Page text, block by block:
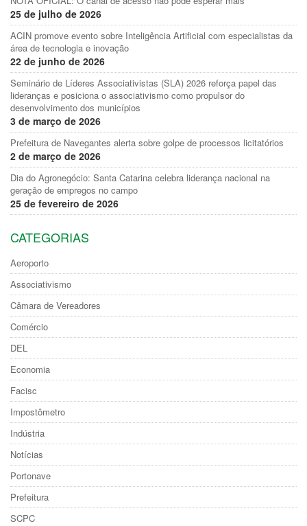
25 de julho de 2026
ACIN promove evento sobre Inteligência Artificial com especialistas da
área de tecnologia e inovação
22 de junho de 2026
Seminário de Líderes Associativistas (SLA) 2026 reforça papel das
lideranças e posiciona o associativismo como propulsor do
desenvolvimento dos municípios
3 de março de 2026
Prefeitura de Navegantes alerta sobre golpe de processos licitatórios
2 de março de 2026
Dia do Agronegócio: Santa Catarina celebra liderança nacional na
geração de empregos no campo
25 de fevereiro de 2026
CATEGORIAS
Aeroporto
Associativismo
Câmara de Vereadores
Comércio
DEL
Economia
Facisc
Impostômetro
Indústria
Notícias
Portonave
Prefeitura
SCPC